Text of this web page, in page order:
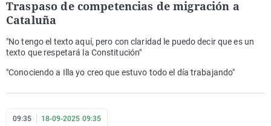
Traspaso de competencias de migración a
Cataluña
"No tengo el texto aquí, pero con claridad le puedo decir que es un
texto que respetará la Constitución"
"Conociendo a Illa yo creo que estuvo todo el día trabajando"
09:35 18-09-2025 09:35